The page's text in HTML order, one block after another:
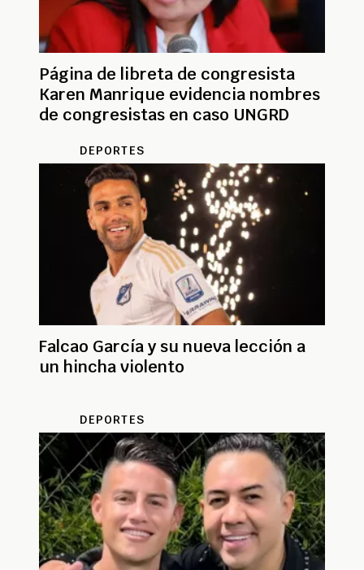
Página de libreta de congresista
Karen Manrique evidencia nombres
de congresistas en caso UNGRD
DEPORTES
Falcao García y su nueva lección a
un hincha violento
DEPORTES